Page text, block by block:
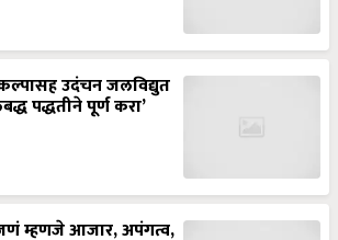
उदंचन जलविद्युत
पद्धतीने पूर्ण करा’
म्हणजे आजार, अपंगत्व,